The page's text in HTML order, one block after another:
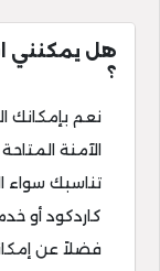
هل يمكنني
؟
نعم بإمكانك
الآمنة
تناسبك سواء
فضلاً عن